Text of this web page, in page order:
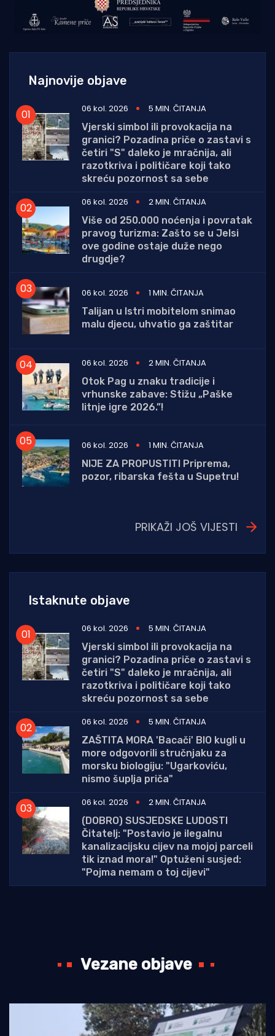
Najnovije objave
06 kol. 2026
5 MIN. ČITANJA
Vjerski simbol ili provokacija na
granici? Pozadina priče o zastavi s
četiri "S" daleko je mračnija, ali
razotkriva i političare koji tako
skreću pozornost sa sebe
06 kol. 2026
2 MIN. ČITANJA
Više od 250.000 noćenja i povratak
pravog turizma: Zašto se u Jelsi
ove godine ostaje duže nego
drugdje?
06 kol. 2026
1 MIN. ČITANJA
Talijan u Istri mobitelom snimao
malu djecu, uhvatio ga zaštitar
06 kol. 2026
2 MIN. ČITANJA
Otok Pag u znaku tradicije i
vrhunske zabave: Stižu „Paške
litnje igre 2026.”!
06 kol. 2026
1 MIN. ČITANJA
NIJE ZA PROPUSTITI Priprema,
pozor, ribarska fešta u Supetru!
PRIKAŽI JOŠ VIJESTI
Istaknute objave
06 kol. 2026
5 MIN. ČITANJA
Vjerski simbol ili provokacija na
granici? Pozadina priče o zastavi s
četiri "S" daleko je mračnija, ali
razotkriva i političare koji tako
skreću pozornost sa sebe
06 kol. 2026
5 MIN. ČITANJA
ZAŠTITA MORA 'Bacači' BIO kugli u
more odgovorili stručnjaku za
morsku biologiju: "Ugarkoviću,
nismo šuplja priča"
06 kol. 2026
2 MIN. ČITANJA
(DOBRO) SUSJEDSKE LUDOSTI
Čitatelj: "Postavio je ilegalnu
kanalizacijsku cijev na mojoj parceli
tik iznad mora!" Optuženi susjed:
"Pojma nemam o toj cijevi"
Vezane objave